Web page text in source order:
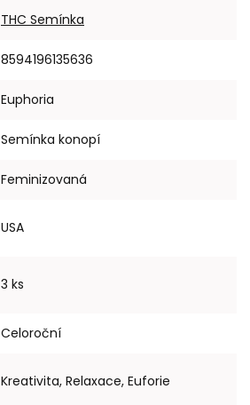
THC Semínka
8594196135636
Euphoria
Semínka konopí
Feminizovaná
USA
3 ks
Celoroční
Kreativita, Relaxace, Euforie